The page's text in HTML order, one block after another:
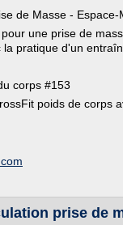
de Masse - Espace-
une prise de
pratique d'un
corps #153
poids de corps
prise de